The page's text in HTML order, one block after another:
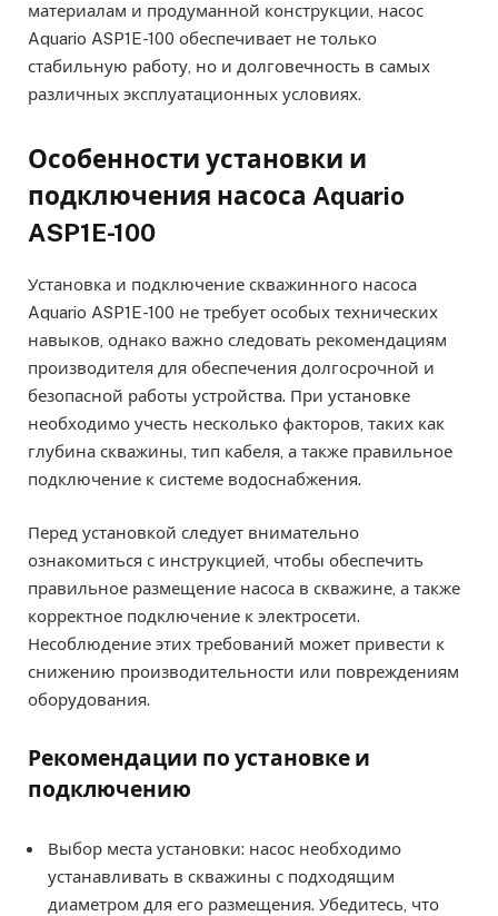
материалам и продуманной конструкции, насос
Aquario ASP1E-100 обеспечивает не только
стабильную работу, но и долговечность в самых
различных эксплуатационных условиях.
Особенности установки и
подключения насоса Aquario
ASP1E-100
Установка и подключение скважинного насоса
Aquario ASP1E-100 не требует особых технических
навыков, однако важно следовать рекомендациям
производителя для обеспечения долгосрочной и
безопасной работы устройства. При установке
необходимо учесть несколько факторов, таких как
глубина скважины, тип кабеля, а также правильное
подключение к системе водоснабжения.
Перед установкой следует внимательно
ознакомиться с инструкцией, чтобы обеспечить
правильное размещение насоса в скважине, а также
корректное подключение к электросети.
Несоблюдение этих требований может привести к
снижению производительности или повреждениям
оборудования.
Рекомендации по установке и
подключению
Выбор места установки: насос необходимо
устанавливать в скважины с подходящим
диаметром для его размещения. Убедитесь, что